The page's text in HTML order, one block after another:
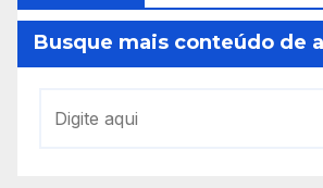
Busque mais conteúdo de